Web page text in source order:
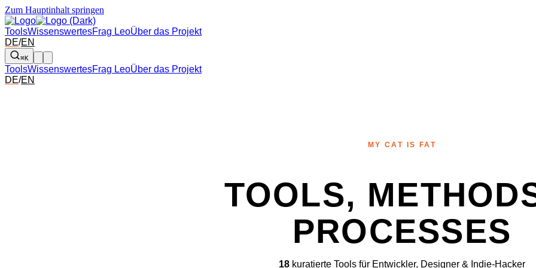
Zum Hauptinhalt springen
ToolsWissenswertesFrag LeoÜber das Projekt
DE/EN
⌘K
ToolsWissenswertesFrag LeoÜber das Projekt
DE/EN
MY CAT IS FAT
TOOLS,
PROCESSES
18 kuratierte Tools für Entwickler, Designer & Indie-Hacker